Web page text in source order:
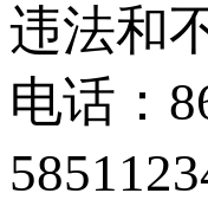
违法和
电话：